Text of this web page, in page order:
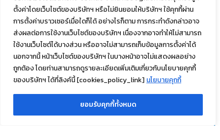
ตั้งค่าโดยเว็บไซต์ของบริษัทฯ หรือไม่ยินยอมให้บริษัทฯ ใช้คุกกี้ผ่าน
การตั้งค่าบราวเซอร์เมื่อใดก็ได้ อย่างไรก็ตาม การกระทำดังกล่าวอาจ
ส่งผลต่อการใช้งานเว็บไซต์ของบริษัทฯ เนื่องจากอาจทำให้ไม่สามารถ
ใช้งานเว็บไซต์ได้บางส่วน หรืออาจไม่สามารถเก็บข้อมูลการตั้งค่าได้
นอกจากนี้ หน้าเว็บไซต์ของบริษัทฯ ในบางหน้าอาจไม่แสดงผลอย่าง
ถูกต้อง โดยท่านสามารถดูรายละเอียดเพิ่มเติมเกี่ยวกับนโยบายคุกกี้
ของบริษัทฯ ได้ที่ลิงค์นี้ [cookies_policy_link] นโยบายคุกกี้
ยอมรับคุกกี้ทั้งหมด